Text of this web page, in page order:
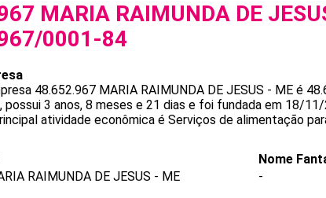
MARIA RAIMUNDA DE
0001-84
48.652.967 MARIA RAIMUNDA DE JESUS - ME é
possui 3 anos, 8 meses e 21 dias e foi fundada em 18/
atividade econômica é Serviços de alimentação
RAIMUNDA DE JESUS - ME
Nome
-